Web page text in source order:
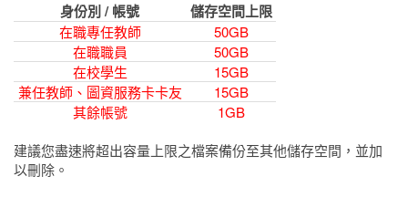
身份別 / 帳號
儲存空間上限
在職專任教師
50GB
在職職員
50GB
在校學生
15GB
兼任教師、圖資服務卡卡友
15GB
其餘帳號
1GB
建議您盡速將超出容量上限之檔案備份至其他儲存空間，並加
以刪除。